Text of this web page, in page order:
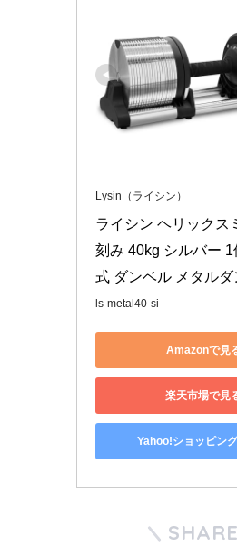
Lysin（ライシン）
ライシン ヘリックス
刻み 40kg シルバー
式 ダンベル メタルダ
ls-metal40-si
Amazonで見
楽天市場で見
Yahoo!ショッピン
SHARE